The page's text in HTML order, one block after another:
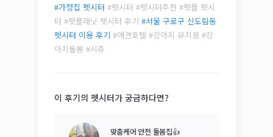
#가정집 펫시터 #펫시터 #펫시터추천 #펫플 펫시
터 #펫플래닛 펫시터 후기 #서울 구로구 신도림동
펫시터 이용 후기 #애견호텔 #강아지 유치원 #강
아지돌봄 #시츄
이 후기의 펫시터가 궁금하다면?
맞춤케어 안전 돌봄집👍